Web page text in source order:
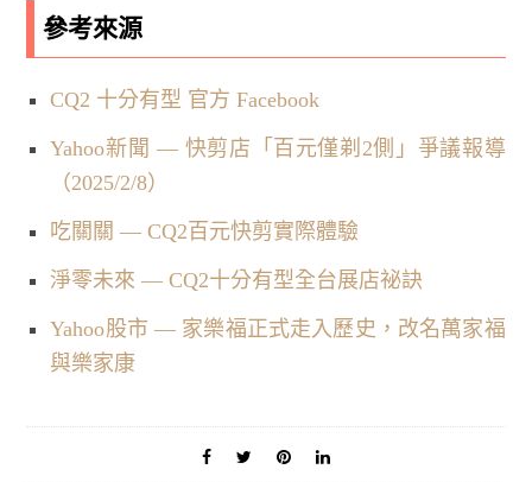
參考來源
CQ2 十分有型 官方 Facebook
Yahoo新聞 — 快剪店「百元僅剃2側」爭議報導
（2025/2/8）
吃關關 — CQ2百元快剪實際體驗
淨零未來 — CQ2十分有型全台展店祕訣
Yahoo股市 — 家樂福正式走入歷史，改名萬家福
與樂家康